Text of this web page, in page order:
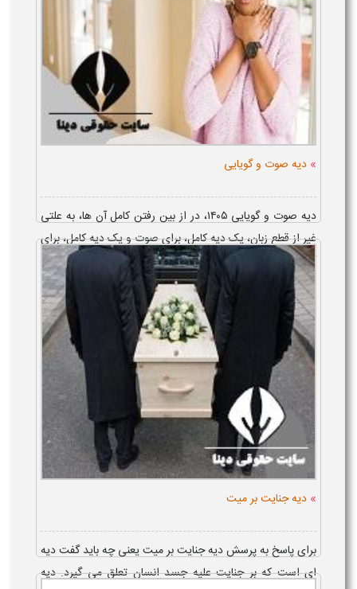
» دیه صوت و گویایی
دیه صوت و گویایی ۱۴۰۵، در از بین رفتن کامل آن ها، به علتی
غیر از قطع زبان، یک دیه کامل، برای صوت و یک دیه کامل، برای
گویایی می باشد و دیه عیب صوت و عیب گویایی، ارش صوت و
ارش ت...
» دیه جنایت بر میت
برای پاسخ به پرسش دیه جنایت بر میت یعنی چه باید گفت دیه
ای است که بر جنایت علیه جسد انسان تعلق می گیرد. دیه